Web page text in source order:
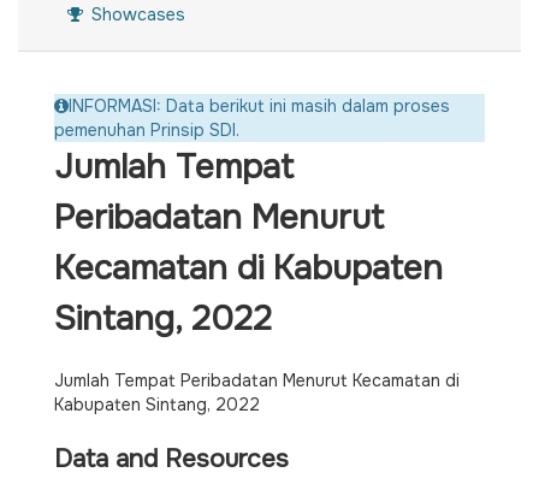
Showcases
INFORMASI: Data berikut ini masih dalam proses
pemenuhan Prinsip SDI.
Jumlah Tempat
Peribadatan Menurut
Kecamatan di Kabupaten
Sintang, 2022
Jumlah Tempat Peribadatan Menurut Kecamatan di
Kabupaten Sintang, 2022
Data and Resources